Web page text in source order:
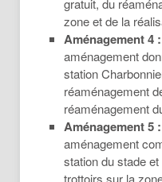
zone et de la
Aménagement 4 :
aménagement
station
réaménagement
réaménagement
Aménagement 5 :
aménagement
station du stade
trottoirs sur la